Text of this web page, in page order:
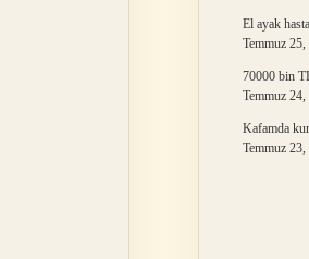
El ayak
Temmuz 25,
70000 bin
Temmuz 24,
Kafamda
Temmuz 23,